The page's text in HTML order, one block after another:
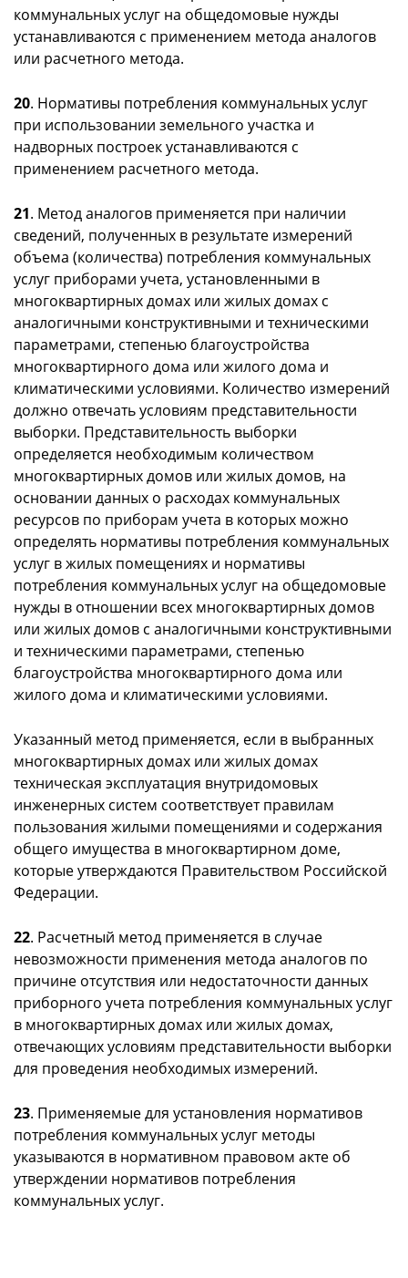
коммунальных услуг на общедомовые нужды
устанавливаются с применением метода аналогов
или расчетного метода.
20. Нормативы потребления коммунальных услуг
при использовании земельного участка и
надворных построек устанавливаются с
применением расчетного метода.
21. Метод аналогов применяется при наличии
сведений, полученных в результате измерений
объема (количества) потребления коммунальных
услуг приборами учета, установленными в
многоквартирных домах или жилых домах с
аналогичными конструктивными и техническими
параметрами, степенью благоустройства
многоквартирного дома или жилого дома и
климатическими условиями. Количество измерений
должно отвечать условиям представительности
выборки. Представительность выборки
определяется необходимым количеством
многоквартирных домов или жилых домов, на
основании данных о расходах коммунальных
ресурсов по приборам учета в которых можно
определять нормативы потребления коммунальных
услуг в жилых помещениях и нормативы
потребления коммунальных услуг на общедомовые
нужды в отношении всех многоквартирных домов
или жилых домов с аналогичными конструктивными
и техническими параметрами, степенью
благоустройства многоквартирного дома или
жилого дома и климатическими условиями.
Указанный метод применяется, если в выбранных
многоквартирных домах или жилых домах
техническая эксплуатация внутридомовых
инженерных систем соответствует правилам
пользования жилыми помещениями и содержания
общего имущества в многоквартирном доме,
которые утверждаются Правительством Российской
Федерации.
22. Расчетный метод применяется в случае
невозможности применения метода аналогов по
причине отсутствия или недостаточности данных
приборного учета потребления коммунальных услуг
в многоквартирных домах или жилых домах,
отвечающих условиям представительности выборки
для проведения необходимых измерений.
23. Применяемые для установления нормативов
потребления коммунальных услуг методы
указываются в нормативном правовом акте об
утверждении нормативов потребления
коммунальных услуг.